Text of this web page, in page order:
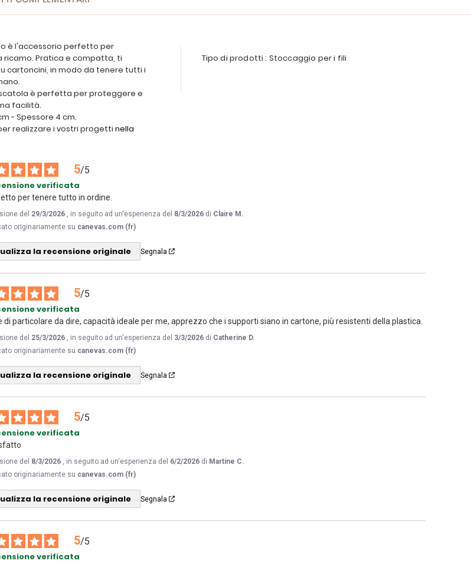
è l'accessorio perfetto per
ricamo. Pratica e compatta, ti
cartoncini, in modo da tenere tutti i
è perfetta per proteggere e
facilità.
- Spessore 4 cm.
realizzare i vostri progetti nella
Tipo di prodotti : Stoccaggio per i fili
5/5
verificata
per tenere tutto in ordine.
del 29/3/2026 , in seguito ad un'esperienza del 8/3/2026 di Claire M.
originariamente su canevas.com (fr)
la recensione originale Segnala
5/5
verificata
di particolare da dire, capacità ideale per me, apprezzo che i supporti siano in cartone, più resistenti della plastica.
del 25/3/2026 , in seguito ad un'esperienza del 3/3/2026 di Catherine D.
originariamente su canevas.com (fr)
la recensione originale Segnala
5/5
verificata
del 8/3/2026 , in seguito ad un'esperienza del 6/2/2026 di Martine C.
originariamente su canevas.com (fr)
la recensione originale Segnala
5/5
verificata